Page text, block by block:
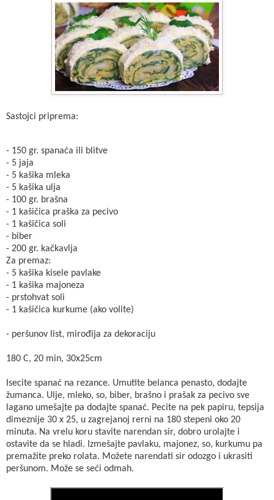
Sastojci priprema:
- 150 gr. spanaća ili blitve
- 5 jaja
- 5 kašika mleka
- 5 kašika ulja
- 100 gr. brašna
- 1 kašičica praška za pecivo
- 1 kašičica soli
- biber
- 200 gr. kačkavlja
Za premaz:
- 5 kašika kisele pavlake
- 1 kašika majoneza
- prstohvat soli
- 1 kašičica kurkume (ako volite)
- peršunov list, mirođija za dekoraciju
180 C, 20 min, 30x25cm
Isecite spanać na rezance. Umutite belanca penasto, dodajte
žumanca. Ulje, mleko, so, biber, brašno i prašak za pecivo sve
lagano umešajte pa dodajte spanać. Pecite na pek papiru, tepsija
dimeznije 30 x 25, u zagrejanoj rerni na 180 stepeni oko 20
minuta. Na vrelu koru stavite narendan sir, dobro urolajte i
ostavite da se hladi. Izmešajte pavlaku, majonez, so, kurkumu pa
premažite preko rolata. Možete narendati sir odozgo i ukrasiti
peršunom. Može se seći odmah.